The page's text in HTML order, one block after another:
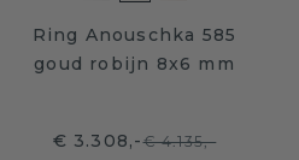
Ring Anouschka 585
goud robijn 8x6 mm
€ 3.308,-€ 4.135,-